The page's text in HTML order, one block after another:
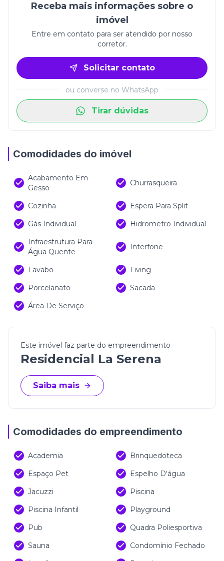
Receba mais informações sobre o
imóvel
Entre em contato para ser atendido por nosso
corretor.
Solicitar contato
ou converse no WhatsApp
Tirar dúvidas
Comodidades do imóvel
Acabamento Em
Gesso
Churrasqueira
Cozinha
Espera Para Split
Gás Individual
Hidrometro Individual
Infraestrutura Para
Água Quente
Interfone
Lavabo
Living
Porcelanato
Sacada
Área De Serviço
Este imóvel faz parte do empreendimento
Residencial La Serena
Saiba mais
Comodidades do empreendimento
Academia
Brinquedoteca
Espaço Pet
Espelho D'água
Jacuzzi
Piscina
Piscina Infantil
Playground
Pub
Quadra Poliesportiva
Sauna
Condomínio Fechado